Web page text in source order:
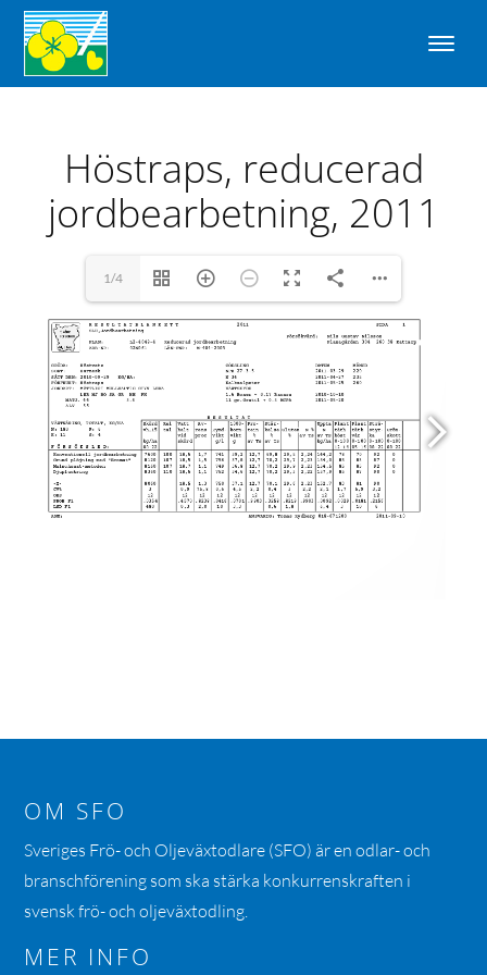
Höstraps, reducerad
jordbearbetning, 2011
1/4
OM SFO
Sveriges Frö- och Oljeväxtodlare (SFO) är en odlar- och
branschförening som ska stärka konkurrenskraften i
svensk frö- och oljeväxtodling.
MER INFO